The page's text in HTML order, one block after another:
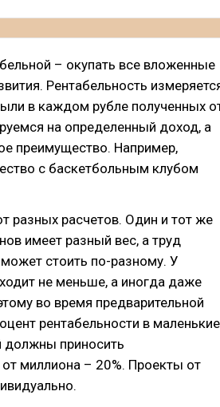
– окупать все вложенные
Рентабельность
в каждом рубле полученных
на определенный доход, а
преимущество. Например,
с баскетбольным клубом
разных расчетов. Один и тот же
имеет разный вес, а труд
стоить по-разному. У
не меньше, а иногда даже
во время предварительной
рентабельности в маленькие
должны приносить
миллиона – 20%. Проекты от